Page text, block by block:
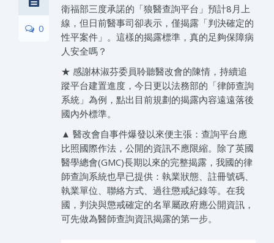
0
衛福部三度承諾的「狼醫查詢平台」預計8月上
線，但日前醫事司卻表示，僅揭露「判決確定的
性平案件」。這樣的揭露標準，真的足夠保障病
人安全嗎？
★ 感謝林淑芬委員聆聽醫改會的陳情，持續追
蹤平台建置進度，今日更以法務部的「律師查詢
系統」為例，點出目前規劃的揭露內容遠遠落後
國內外標準。
▲ 醫改會自事件爆發以來便主張：查詢平台應
比照國際作法，公開的資訊不應限縮。除了英國
醫學總會(GMC)長期以來的完整揭露，我國的律
師查詢系統也早已提供：執業狀態、註冊號碼、
執業單位、聯絡方式、過往懲戒紀錄等。在我
國，判決與懲戒確定的名單屬政府應公開資訊，
可先做為醫師查詢資訊揭露的第一步。